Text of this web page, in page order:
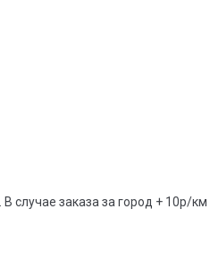
случае заказа за город + 10р/км